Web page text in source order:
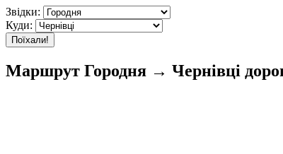
Звідки:
Куди:
Поїхали!
Маршрут Городня → Чернівці